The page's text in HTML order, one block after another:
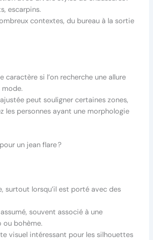
escarpins.
contextes, du bureau à la sortie
caractère si l’on recherche une allure
peut souligner certaines zones,
les personnes ayant une morphologie
un jean flare ?
surtout lorsqu’il est porté avec des
souvent associé à une
bohème.
visuel intéressant pour les silhouettes